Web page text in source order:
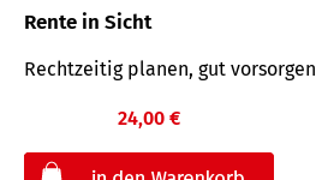
Rente in Sicht
Rechtzeitig planen, gut vorsorgen
24,00 €